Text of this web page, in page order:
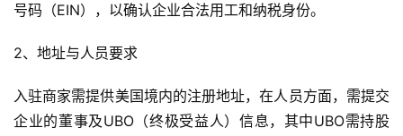
号码（EIN），以确认企业合法用工和纳税身份。
2、地址与人员要求
入驻商家需提供美国境内的注册地址，在人员方面，需提交
企业的董事及UBO（终极受益人）信息，其中UBO需持股